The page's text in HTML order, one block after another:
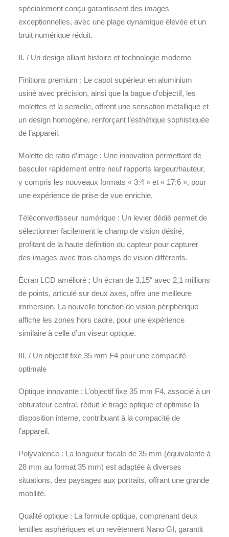
spécialement conçu garantissent des images
exceptionnelles, avec une plage dynamique élevée et un
bruit numérique réduit.
II. / Un design alliant histoire et technologie moderne
Finitions premium : Le capot supérieur en aluminium
usiné avec précision, ainsi que la bague d’objectif, les
molettes et la semelle, offrent une sensation métallique et
un design homogène, renforçant l’esthétique sophistiquée
de l’appareil.
Molette de ratio d’image : Une innovation permettant de
basculer rapidement entre neuf rapports largeur/hauteur,
y compris les nouveaux formats « 3:4 » et « 17:6 », pour
une expérience de prise de vue enrichie.
Téléconvertisseur numérique : Un levier dédié permet de
sélectionner facilement le champ de vision désiré,
profitant de la haute définition du capteur pour capturer
des images avec trois champs de vision différents.
Écran LCD amélioré : Un écran de 3,15″ avec 2,1 millions
de points, articulé sur deux axes, offre une meilleure
immersion. La nouvelle fonction de vision périphérique
affiche les zones hors cadre, pour une expérience
similaire à celle d’un viseur optique.
III. / Un objectif fixe 35 mm F4 pour une compacité
optimale
Optique innovante : L’objectif fixe 35 mm F4, associé à un
obturateur central, réduit le tirage optique et optimise la
disposition interne, contribuant à la compacité de
l’appareil.
Polyvalence : La longueur focale de 35 mm (équivalente à
28 mm au format 35 mm) est adaptée à diverses
situations, des paysages aux portraits, offrant une grande
mobilité.
Qualité optique : La formule optique, comprenant deux
lentilles asphériques et un revêtement Nano GI, garantit